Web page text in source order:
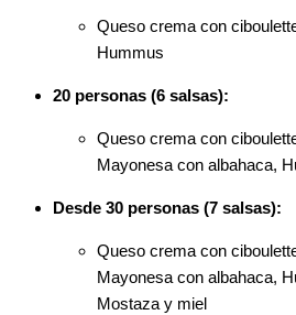
Queso crema con
Hummus
20 personas (6 salsas):
Queso crema con
Mayonesa con albahaca,
Desde 30 personas (7 salsas):
Queso crema con
Mayonesa con albahaca,
Mostaza y miel